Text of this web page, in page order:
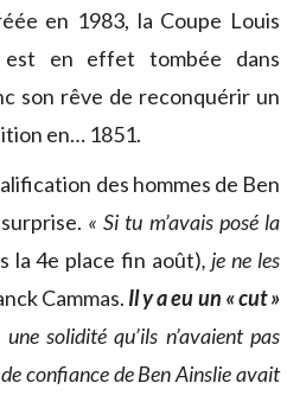
en 1983, la Coupe Louis
est en effet tombée dans
son rêve de reconquérir un
en… 1851.
des hommes de Ben
« Si tu m’avais posé la
la 4e place fin août), je ne les
Cammas. Il y a eu un « cut »
solidité qu’ils n’avaient pas
confiance de Ben Ainslie avait